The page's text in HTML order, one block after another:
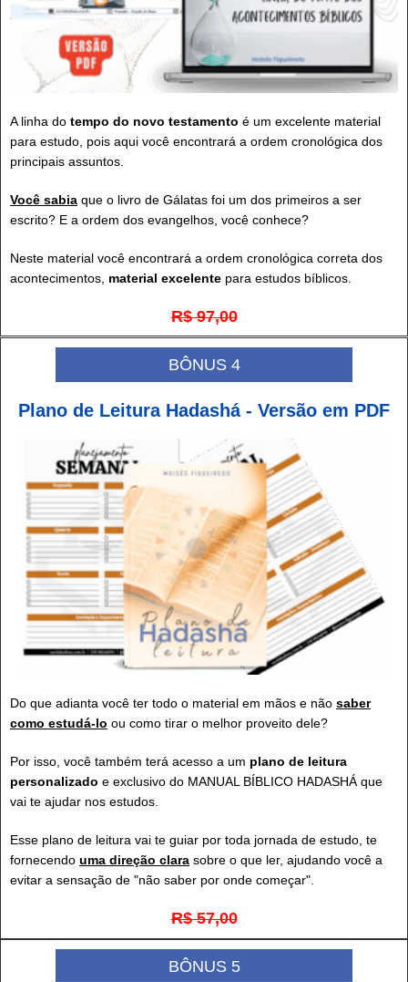
A linha do tempo do novo testamento é um excelente material
para estudo, pois aqui você encontrará a ordem cronológica dos
principais assuntos.
Você sabia que o livro de Gálatas foi um dos primeiros a ser
escrito? E a ordem dos evangelhos, você conhece?
Neste material você encontrará a ordem cronológica correta dos
acontecimentos, material excelente para estudos bíblicos.
R$ 97,00
BÔNUS 4
Plano de Leitura Hadashá - Versão em PDF
Do que adianta você ter todo o material em mãos e não saber
como estudá-lo ou como tirar o melhor proveito dele?
Por isso, você também terá acesso a um plano de leitura
personalizado e exclusivo do MANUAL BÍBLICO HADASHÁ que
vai te ajudar nos estudos.
Esse plano de leitura vai te guiar por toda jornada de estudo, te
fornecendo uma direção clara sobre o que ler, ajudando você a
evitar a sensação de "não saber por onde começar".
R$ 57,00
BÔNUS 5